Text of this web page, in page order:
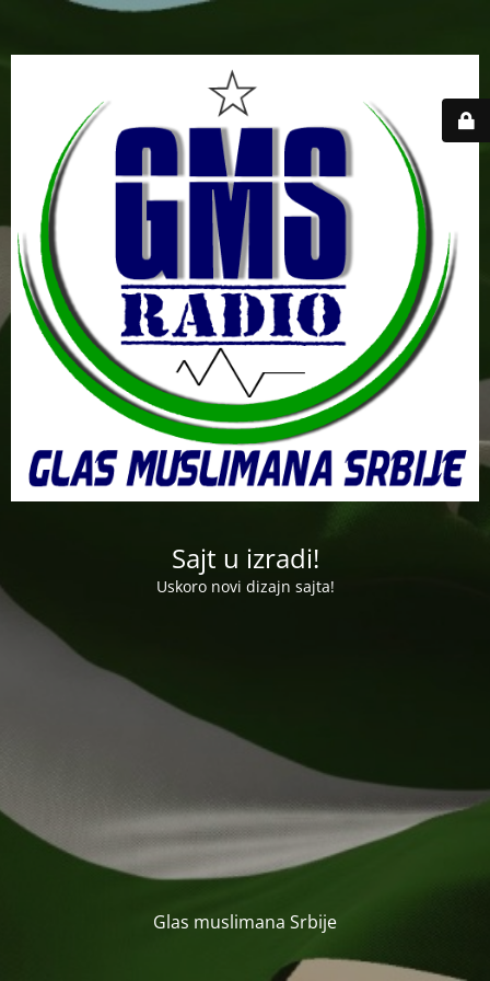
Sajt u izradi!
Uskoro novi dizajn sajta!
Glas muslimana Srbije